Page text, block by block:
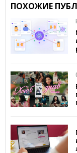
ПОХОЖИЕ